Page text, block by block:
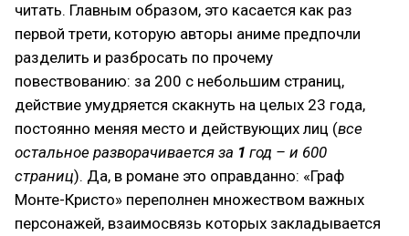
читать. Главным образом, это касается как раз
первой трети, которую авторы аниме предпочли
разделить и разбросать по прочему
повествованию: за 200 с небольшим страниц,
действие умудряется скакнуть на целых 23 года,
постоянно меняя место и действующих лиц (все
остальное разворачивается за 1 год – и 600
страниц). Да, в романе это оправданно: «Граф
Монте-Кристо» переполнен множеством важных
персонажей, взаимосвязь которых закладывается